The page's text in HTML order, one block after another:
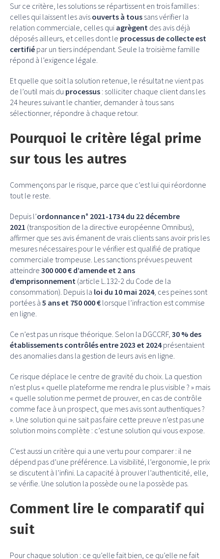
Sur ce critère, les solutions se répartissent en trois familles :
celles qui laissent les avis ouverts à tous sans vérifier la
relation commerciale, celles qui agrègent des avis déjà
déposés ailleurs, et celles dont le processus de collecte est
certifié par un tiers indépendant. Seule la troisième famille
répond à l’exigence légale.
Et quelle que soit la solution retenue, le résultat ne vient pas
de l’outil mais du processus : solliciter chaque client dans les
24 heures suivant le chantier, demander à tous sans
sélectionner, répondre à chaque retour.
Pourquoi le critère légal prime
sur tous les autres
Commençons par le risque, parce que c’est lui qui réordonne
tout le reste.
Depuis l’ordonnance n° 2021-1734 du 22 décembre
2021 (transposition de la directive européenne Omnibus),
affirmer que ses avis émanent de vrais clients sans avoir pris les
mesures nécessaires pour le vérifier est qualifié de pratique
commerciale trompeuse. Les sanctions prévues peuvent
atteindre 300 000 € d’amende et 2 ans
d’emprisonnement (article L.132-2 du Code de la
consommation). Depuis la loi du 10 mai 2024, ces peines sont
portées à 5 ans et 750 000 € lorsque l’infraction est commise
en ligne.
Ce n’est pas un risque théorique. Selon la DGCCRF, 30 % des
établissements contrôlés entre 2023 et 2024présentaient
des anomalies dans la gestion de leurs avis en ligne.
Ce risque déplace le centre de gravité du choix. La question
n’est plus « quelle plateforme me rendra le plus visible ? » mais
« quelle solution me permet de prouver, en cas de contrôle
comme face à un prospect, que mes avis sont authentiques ?
». Une solution qui ne sait pas faire cette preuve n’est pas une
solution moins complète : c’est une solution qui vous expose.
C’est aussi un critère qui a une vertu pour comparer : il ne
dépend pas d’une préférence. La visibilité, l’ergonomie, le prix
se discutent à l’infini. La capacité à prouver l’authenticité, elle,
se vérifie. Une solution la possède ou ne la possède pas.
Comment lire le comparatif qui
suit
Pour chaque solution : ce qu’elle fait bien, ce qu’elle ne fait